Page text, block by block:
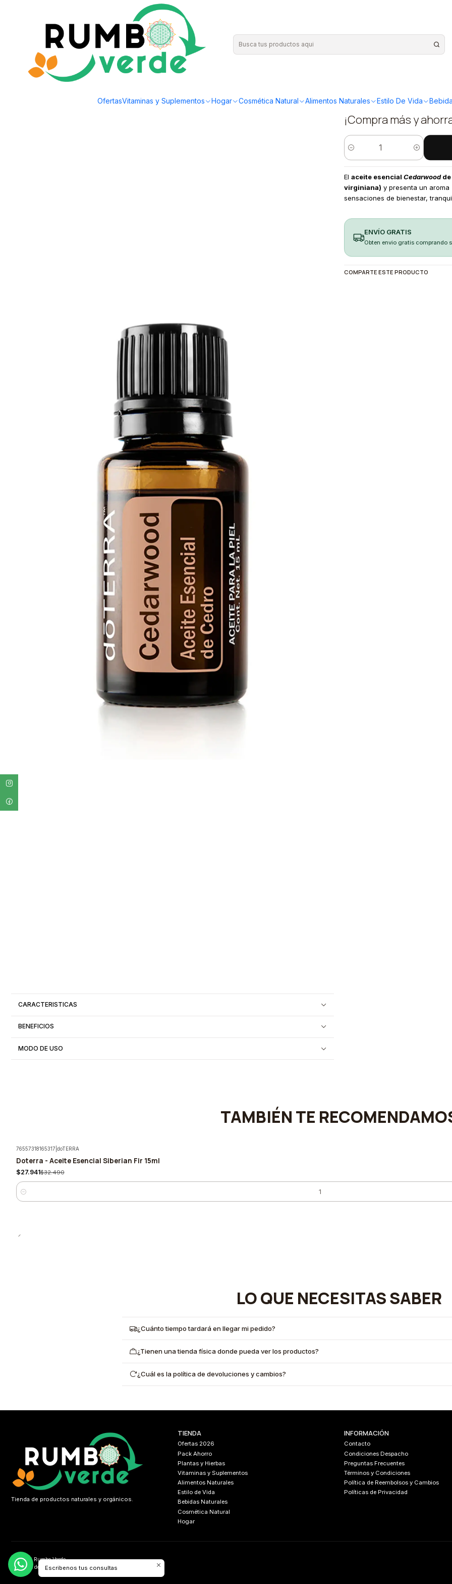
OfertasVitaminas y Suplementos Hogar Cosmética Natural Alimentos Naturales Estilo De Vida
Envío gratis por compras sobre los 59.990 en la provincia de Santiago
Cosmética Natural Aromaterapia y Bienestar Doterra - Aceite Esencial Cedarwood 15ml
CARACTERISTICAS
BENEFICIOS
MODO DE USO
¡Compra más y
Cantidad
El aceite esencial Cedarwoodde
virginiana) y presenta un aroma
sensaciones de bienestar,
ENVÍO GRATIS
Obten envio gratis comprando
COMPARTE ESTE PRODUCTO
TAMBIÉN TE
-14%
76557318165317 doTERRA
Doterra - Aceite Esencial Siberian Fir 15ml
$27.941$32.490
Cantidad
LO QUE NECESITAS SABER
¿Cuánto tiempo tardará en llegar mi pedido?
¿Tienen una tienda física donde pueda ver los productos?
¿Cuál es la política de devoluciones y cambios?
Tienda de productos naturales y orgánicos.
TIENDA
Ofertas 2026
Pack Ahorro
Plantas y Hierbas
Vitaminas y Suplementos
Alimentos Naturales
Estilo de Vida
Bebidas Naturales
Cosmética Natural
Hogar
INFORMACIÓN
Contacto
Condiciones Despacho
Preguntas Frecuentes
Términos y Condiciones
Política de Reembolsos y Cambios
Políticas de Privacidad
2026 Rumbo Verde.
Todos los derechos reservados.Desarrollado por
Escribenos tus consultas